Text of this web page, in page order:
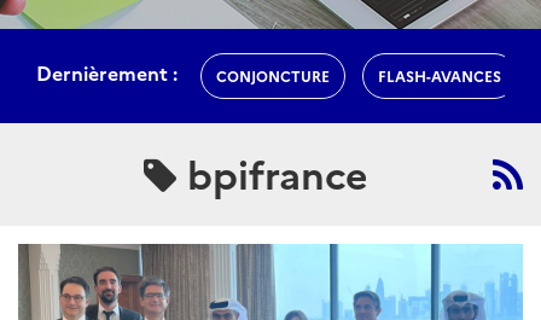
Dernièrement : CONJONCTURE FLASH-AVANCES
bpifrance